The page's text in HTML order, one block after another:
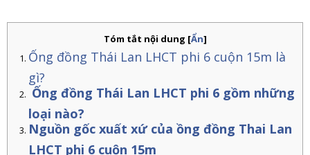
Tóm tắt nội dung [Ẩn]
Ống đồng Thái Lan LHCT phi 6 cuộn 15m là
gì?
Ống đồng Thái Lan LHCT phi 6 gồm những
loại nào?
Nguồn gốc xuất xứ của ồng đồng Thai Lan
LHCT phi 6 cuộn 15m